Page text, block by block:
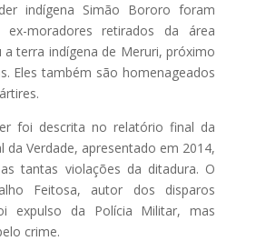
indígena Simão Bororo foram
ex-moradores retirados da área
a terra indígena de Meruri, próximo
Eles também são homenageados
foi descrita no relatório final da
da Verdade, apresentado em 2014,
tantas violações da ditadura. O
Feitosa, autor dos disparos
expulso da Polícia Militar, mas
crime.